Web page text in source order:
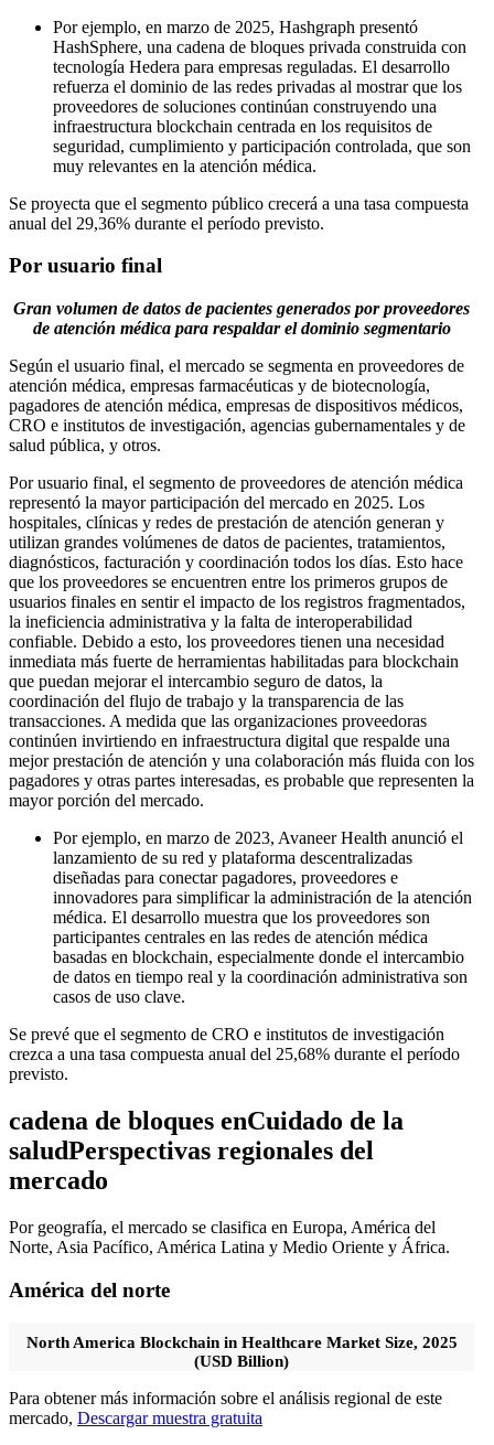
Por ejemplo, en marzo de 2025, Hashgraph presentó
HashSphere, una cadena de bloques privada construida con
tecnología Hedera para empresas reguladas. El desarrollo
refuerza el dominio de las redes privadas al mostrar que los
proveedores de soluciones continúan construyendo una
infraestructura blockchain centrada en los requisitos de
seguridad, cumplimiento y participación controlada, que son
muy relevantes en la atención médica.
Se proyecta que el segmento público crecerá a una tasa compuesta
anual del 29,36% durante el período previsto.
Por usuario final
Gran volumen de datos de pacientes generados por proveedores
de atención médica para respaldar el dominio segmentario
Según el usuario final, el mercado se segmenta en proveedores de
atención médica, empresas farmacéuticas y de biotecnología,
pagadores de atención médica, empresas de dispositivos médicos,
CRO e institutos de investigación, agencias gubernamentales y de
salud pública, y otros.
Por usuario final, el segmento de proveedores de atención médica
representó la mayor participación del mercado en 2025. Los
hospitales, clínicas y redes de prestación de atención generan y
utilizan grandes volúmenes de datos de pacientes, tratamientos,
diagnósticos, facturación y coordinación todos los días. Esto hace
que los proveedores se encuentren entre los primeros grupos de
usuarios finales en sentir el impacto de los registros fragmentados,
la ineficiencia administrativa y la falta de interoperabilidad
confiable. Debido a esto, los proveedores tienen una necesidad
inmediata más fuerte de herramientas habilitadas para blockchain
que puedan mejorar el intercambio seguro de datos, la
coordinación del flujo de trabajo y la transparencia de las
transacciones. A medida que las organizaciones proveedoras
continúen invirtiendo en infraestructura digital que respalde una
mejor prestación de atención y una colaboración más fluida con los
pagadores y otras partes interesadas, es probable que representen la
mayor porción del mercado.
Por ejemplo, en marzo de 2023, Avaneer Health anunció el
lanzamiento de su red y plataforma descentralizadas
diseñadas para conectar pagadores, proveedores e
innovadores para simplificar la administración de la atención
médica. El desarrollo muestra que los proveedores son
participantes centrales en las redes de atención médica
basadas en blockchain, especialmente donde el intercambio
de datos en tiempo real y la coordinación administrativa son
casos de uso clave.
Se prevé que el segmento de CRO e institutos de investigación
crezca a una tasa compuesta anual del 25,68% durante el período
previsto.
cadena de bloques enCuidado de la
saludPerspectivas regionales del
mercado
Por geografía, el mercado se clasifica en Europa, América del
Norte, Asia Pacífico, América Latina y Medio Oriente y África.
América del norte
North America Blockchain in Healthcare Market Size, 2025
(USD Billion)
Para obtener más información sobre el análisis regional de este
mercado, Descargar muestra gratuita